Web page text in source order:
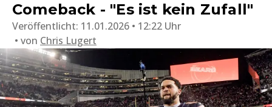
Comeback - "Es ist kein Zufall"
Veröffentlicht: 11.01.2026 • 12:22 Uhr
von Chris Lugert